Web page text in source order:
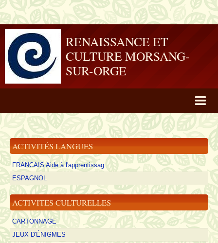
RENAISSANCE ET
CULTURE MORSANG-
SUR-ORGE
Album photo
Nos Activités
Contact
ACCUEIL
ACTIVITÉS LANGUES
FRANCAIS Aide à l'apprentissag
ESPAGNOL
ACTIVITES CULTURELLES
CARTONNAGE
JEUX D'ÉNIGMES